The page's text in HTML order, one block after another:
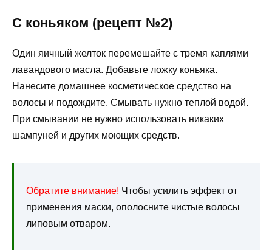
С коньяком (рецепт №2)
Один яичный желток перемешайте с тремя каплями
лавандового масла. Добавьте ложку коньяка.
Нанесите домашнее косметическое средство на
волосы и подождите. Смывать нужно теплой водой.
При смывании не нужно использовать никаких
шампуней и других моющих средств.
Обратите внимание! Чтобы усилить эффект от
применения маски, ополосните чистые волосы
липовым отваром.